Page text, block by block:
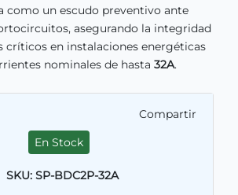
como un escudo preventivo ante
asegurando la integridad
críticos en instalaciones energéticas
nominales de hasta 32A.
Compartir
En Stock
SKU: SP-BDC2P-32A